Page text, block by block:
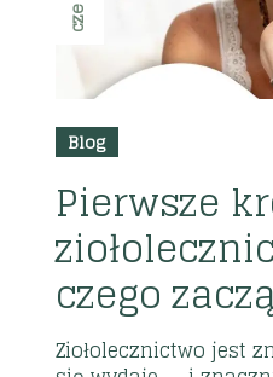
cze
Blog
Pierwsze
czego
Ziołolecznictwo jest